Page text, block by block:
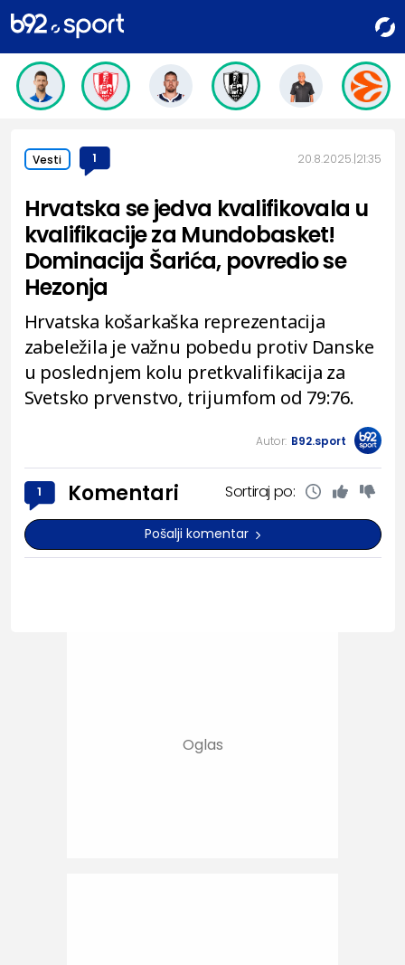
Vesti 1 20.8.2025. 21:35
Hrvatska se jedva kvalifikovala u
kvalifikacije za Mundobasket!
Dominacija Šarića, povredio se
Hezonja
Hrvatska košarkaška reprezentacija
zabeležila je važnu pobedu protiv Danske
u poslednjem kolu pretkvalifikacija za
Svetsko prvenstvo, trijumfom od 79:76.
Autor: B92.sport
1 Komentari Sortiraj po:
Pošalji komentar